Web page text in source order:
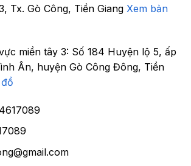
Tx. Gò Công, Tiền Giang Xem bản
miền tây 3: Số 184 Huyện lộ 5, ấp
Ân, huyện Gò Công Đông, Tiền